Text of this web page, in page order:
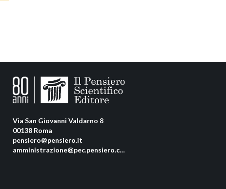
Via San Giovanni Valdarno 8
00138 Roma
pensiero@pensiero.it
amministrazione@pec.pensiero.com